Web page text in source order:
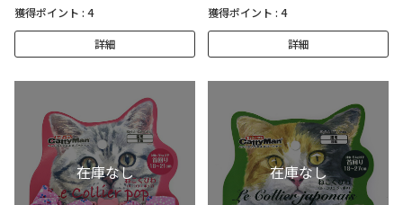
獲得ポイント : 4
詳細
獲得ポイント : 4
詳細